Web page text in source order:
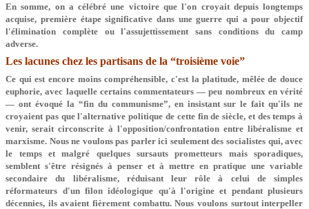
En somme, on a célébré une victoire que l'on croyait depuis longtemps
acquise, première étape significative dans une guerre qui a pour objectif
l'élimination complète ou l'assujettissement sans conditions du camp
adverse.
Les lacunes chez les partisans de la “troisième voie”
Ce qui est encore moins compréhensible, c'est la platitude, mêlée de douce
euphorie, avec laquelle certains commentateurs — peu nombreux en vérité
— ont évoqué la “fin du communisme”, en insistant sur le fait qu'ils ne
croyaient pas que l'alternative politique de cette fin de siècle, et des temps à
venir, serait circonscrite à l'opposition/confrontation entre libéralisme et
marxisme. Nous ne voulons pas parler ici seulement des socialistes qui, avec
le temps et malgré quelques sursauts prometteurs mais sporadiques,
semblent s'être résignés à penser et à mettre en pratique une variable
secondaire du libéralisme, réduisant leur rôle à celui de simples
réformateurs d'un filon idéologique qu'à l'origine et pendant plusieurs
décennies, ils avaient fièrement combattu. Nous voulons surtout interpeller